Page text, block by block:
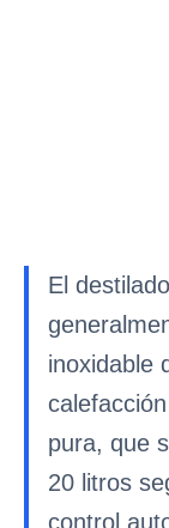
El
inoxidable
pura, que
20 litros
control